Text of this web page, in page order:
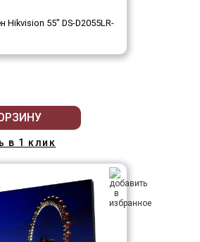
Hikvision 55" DS-D2055LR-
в 1 клик